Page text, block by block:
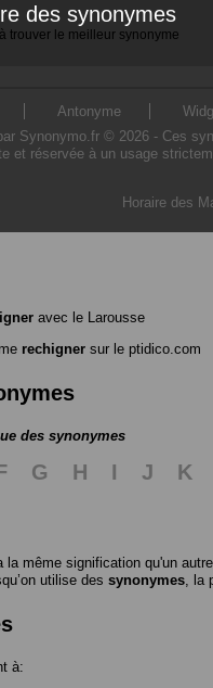
des synonymes
trouver le meilleur synonyme
Antonyme
Synonymo.fr © 2026 - Ces
et réservée à un usage
Horaire des
avec le Larousse
rechigner sur le ptidico.com
des synonymes
G H I J K
la même signification qu'un
utilise des synonymes , la
à: